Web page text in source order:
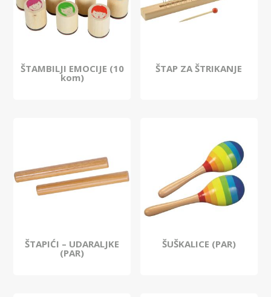
ŠTAMBILJI EMOCIJE (10
kom)
ŠTAP ZA ŠTRIKANJE
ŠTAPIĆI – UDARALJKE
(PAR)
ŠUŠKALICE (PAR)